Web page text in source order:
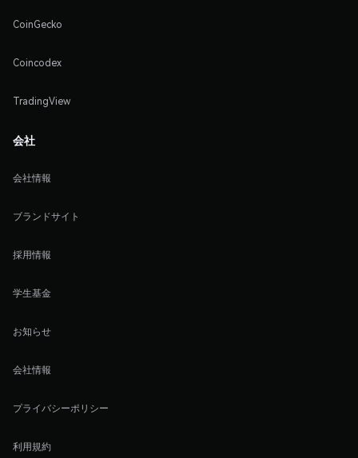
CoinGecko
Coincodex
TradingView
会社
会社情報
ブランドサイト
採用情報
学生基金
お知らせ
会社情報
プライバシーポリシー
利用規約